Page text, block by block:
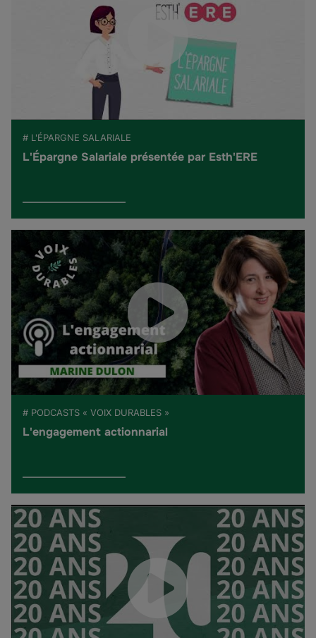
# L'ÉPARGNE SALARIALE
L'Épargne Salariale présentée par Esth'ERE
# PODCASTS « VOIX DURABLES »
L'engagement actionnarial